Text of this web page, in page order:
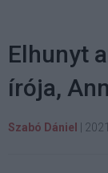
Elhunyt
írója,
Szabó Dániel